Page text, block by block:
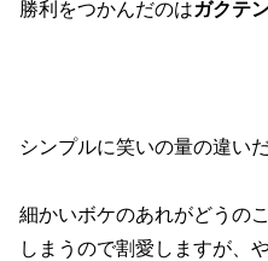
勝利をつかんだのはガクテ
シンプルに笑いの量の違い
細かいボケのあれがどうの
しまうので割愛しますが、